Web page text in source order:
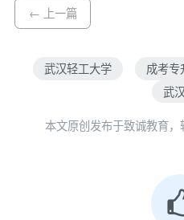
高升本
计算机科学与技术、
← 上一篇
武汉轻工大学 成考专
武
本文原创发布于致诚教育